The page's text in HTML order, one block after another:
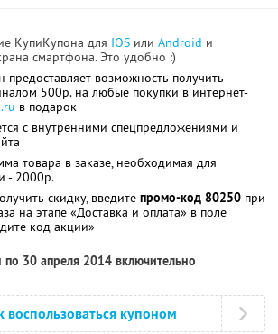
КупиКупона для IOS или Android и
смартфона. Это удобно :)
предоставляет возможность получить
500р. на любые покупки в интернет-
в подарок
с внутренними спецпредложениями и
товара в заказе, необходимая для
- 2000р.
скидку, введите промо-код 80250 при
на этапе «Доставка и оплата» в поле
код акции»
по 30 апреля 2014 включительно
воспользоваться купоном